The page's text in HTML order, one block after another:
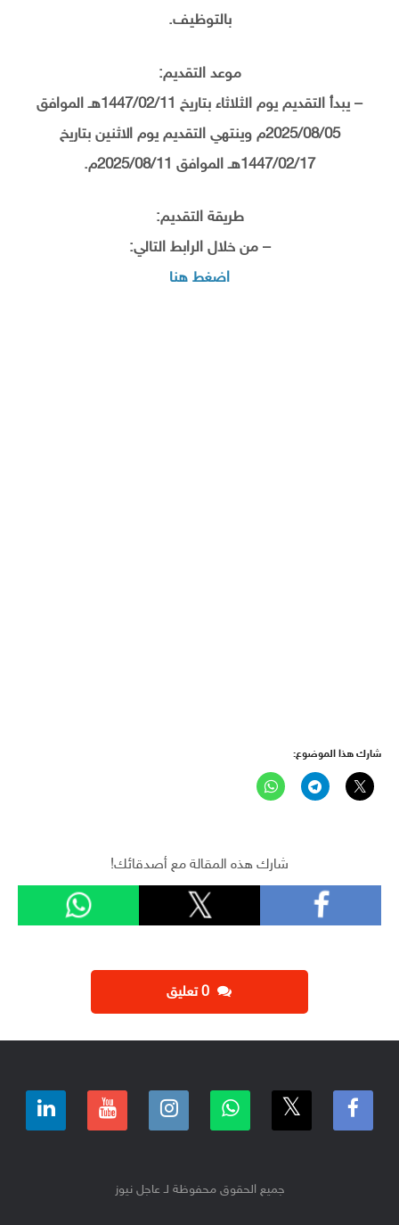
بالتوظيف.
موعد التقديم:
– يبدأ التقديم يوم الثلاثاء بتاريخ 1447/02/11هـ الموافق
2025/08/05م وينتهي التقديم يوم الاثنين بتاريخ
1447/02/17هـ الموافق 2025/08/11م.
طريقة التقديم:
– من خلال الرابط التالي:
اضغط هنا
شارك هذا الموضوع:
شارك هذه المقالة مع أصدقائك!
جميع الحقوق محفوظة لـ عاجل نيوز